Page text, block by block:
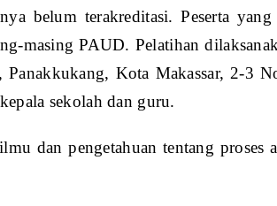
belum terakreditasi. Peserta
masing PAUD. Pelatihan
Kota Makassar, 2-3
sekolah dan guru.
dan pengetahuan tentang proses